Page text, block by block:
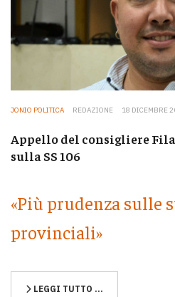
JONIO POLITICA REDAZIONE 18 DICEMBRE
Appello del consigliere
sulla SS 106
«Più prudenza sulle
provinciali»
LEGGI TUTTO …